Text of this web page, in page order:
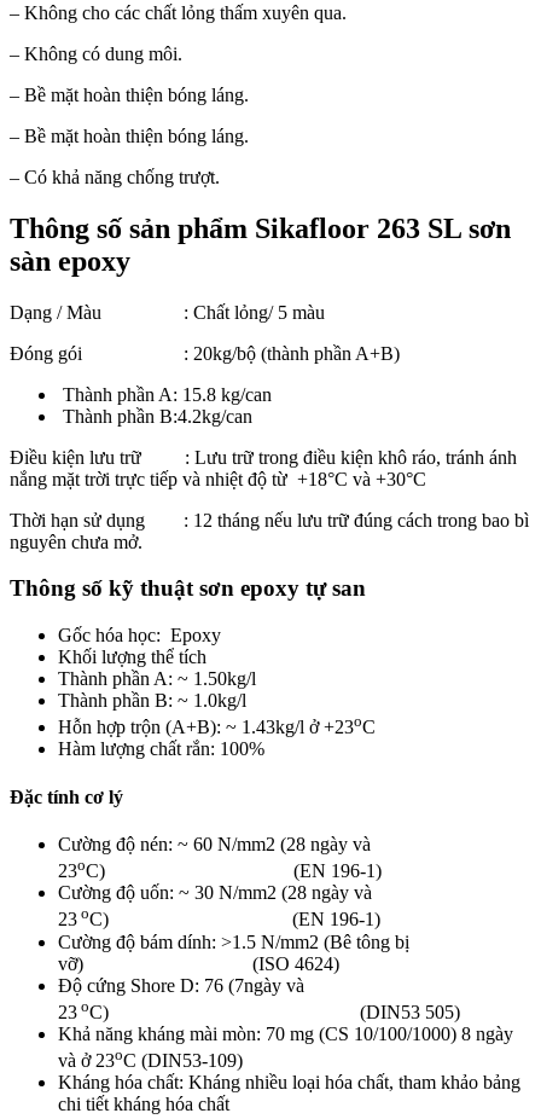
– Không cho các chất lỏng thấm xuyên qua.
– Không có dung môi.
– Bề mặt hoàn thiện bóng láng.
– Bề mặt hoàn thiện bóng láng.
– Có khả năng chống trượt.
Thông số sản phẩm Sikafloor 263 SL sơn
sàn epoxy
Dạng / Màu : Chất lỏng/ 5 màu
Đóng gói : 20kg/bộ (thành phần A+B)
Thành phần A: 15.8 kg/can
Thành phần B:4.2kg/can
Điều kiện lưu trữ : Lưu trữ trong điều kiện khô ráo, tránh ánh
nắng mặt trời trực tiếp và nhiệt độ từ +18°C và +30°C
Thời hạn sử dụng : 12 tháng nếu lưu trữ đúng cách trong bao bì
nguyên chưa mở.
Thông số kỹ thuật sơn epoxy tự san
Gốc hóa học: Epoxy
Khối lượng thể tích
Thành phần A: ~ 1.50kg/l
Thành phần B: ~ 1.0kg/l
Hỗn hợp trộn (A+B): ~ 1.43kg/l ở +23oC
Hàm lượng chất rắn: 100%
Đặc tính cơ lý
Cường độ nén: ~ 60 N/mm2 (28 ngày và
23oC) (EN 196-1)
Cường độ uốn: ~ 30 N/mm2 (28 ngày và
23 oC) (EN 196-1)
Cường độ bám dính: >1.5 N/mm2 (Bê tông bị
vỡ) (ISO 4624)
Độ cứng Shore D: 76 (7ngày và
23 oC) (DIN53 505)
Khả năng kháng mài mòn: 70 mg (CS 10/100/1000) 8 ngày
và ở 23oC (DIN53-109)
Kháng hóa chất: Kháng nhiều loại hóa chất, tham khảo bảng
chi tiết kháng hóa chất